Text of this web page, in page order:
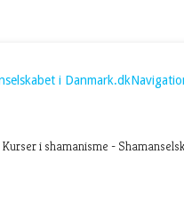
Kurser i shamanisme -